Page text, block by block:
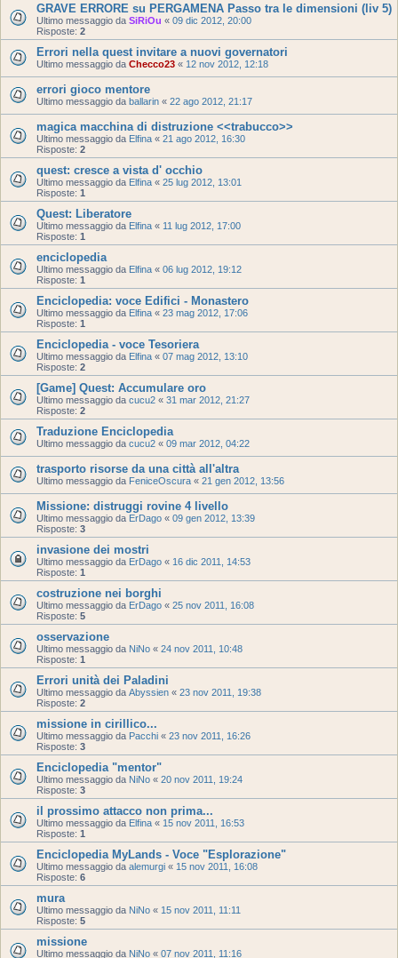
GRAVE ERRORE su PERGAMENA Passo tra le dimensioni (liv 5)
Ultimo messaggio da SiRiOu « 09 dic 2012, 20:00
Risposte: 2
Errori nella quest invitare a nuovi governatori
Ultimo messaggio da Checco23 « 12 nov 2012, 12:18
errori gioco mentore
Ultimo messaggio da ballarin « 22 ago 2012, 21:17
magica macchina di distruzione <<trabucco>>
Ultimo messaggio da Elfina « 21 ago 2012, 16:30
Risposte: 2
quest: cresce a vista d' occhio
Ultimo messaggio da Elfina « 25 lug 2012, 13:01
Risposte: 1
Quest: Liberatore
Ultimo messaggio da Elfina « 11 lug 2012, 17:00
Risposte: 1
enciclopedia
Ultimo messaggio da Elfina « 06 lug 2012, 19:12
Risposte: 1
Enciclopedia: voce Edifici - Monastero
Ultimo messaggio da Elfina « 23 mag 2012, 17:06
Risposte: 1
Enciclopedia - voce Tesoriera
Ultimo messaggio da Elfina « 07 mag 2012, 13:10
Risposte: 2
[Game] Quest: Accumulare oro
Ultimo messaggio da cucu2 « 31 mar 2012, 21:27
Risposte: 2
Traduzione Enciclopedia
Ultimo messaggio da cucu2 « 09 mar 2012, 04:22
trasporto risorse da una città all'altra
Ultimo messaggio da FeniceOscura « 21 gen 2012, 13:56
Missione: distruggi rovine 4 livello
Ultimo messaggio da ErDago « 09 gen 2012, 13:39
Risposte: 3
invasione dei mostri
Ultimo messaggio da ErDago « 16 dic 2011, 14:53
Risposte: 1
costruzione nei borghi
Ultimo messaggio da ErDago « 25 nov 2011, 16:08
Risposte: 5
osservazione
Ultimo messaggio da NiNo « 24 nov 2011, 10:48
Risposte: 1
Errori unità dei Paladini
Ultimo messaggio da Abyssien « 23 nov 2011, 19:38
Risposte: 2
missione in cirillico...
Ultimo messaggio da Pacchi « 23 nov 2011, 16:26
Risposte: 3
Enciclopedia "mentor"
Ultimo messaggio da NiNo « 20 nov 2011, 19:24
Risposte: 3
il prossimo attacco non prima...
Ultimo messaggio da Elfina « 15 nov 2011, 16:53
Risposte: 1
Enciclopedia MyLands - Voce "Esplorazione"
Ultimo messaggio da alemurgi « 15 nov 2011, 16:08
Risposte: 6
mura
Ultimo messaggio da NiNo « 15 nov 2011, 11:11
Risposte: 5
missione
Ultimo messaggio da NiNo « 07 nov 2011, 11:16